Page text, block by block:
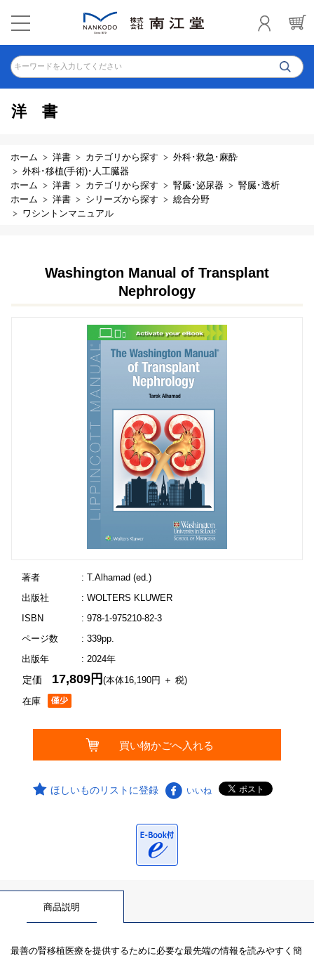
キーワードを入力してください
洋書
ホーム 洋書 カテゴリから探す
外科･救急･麻酔
外科･移植(手術)･人工臓器
ホーム
洋書 カテゴリから探す 腎臓･泌尿器
腎臓･透析
ホーム
洋書 シリーズから探す
総合分野
ワシントンマニュアル
Washington Manual of Transplant
Nephrology
著者
: T.Alhamad (ed.)
出版社
: WOLTERS KLUWER
ISBN
: 978-1-975210-82-3
ページ数
: 339pp.
出版年
: 2024年
在庫
定価 17,809円(本体16,190円 ＋ 税)
ほしいものリストに登録 いいね
商品説明
最善の腎移植医療を提供するために必要な最先端の情報を読みやすく簡